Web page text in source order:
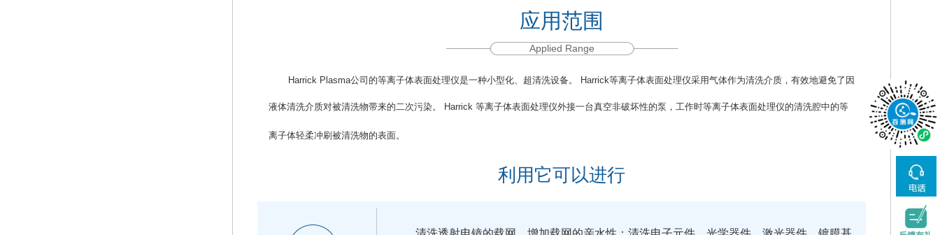
应用范围
Applied Range
Harrick Plasma公司的等离子体表面处理仪是一种小型化、超清洗设备。 Harrick等离子体表面处理仪采用气体作为清洗介质，有效地避免了因
液体清洗介质对被清洗物带来的二次污染。 Harrick 等离子体表面处理仪外接一台真空非破坏性的泵，工作时等离子体表面处理仪的清洗腔中的等
离子体轻柔冲刷被清洗物的表面。
利用它可以进行